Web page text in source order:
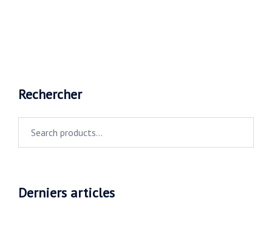
Rechercher
for:
Derniers articles